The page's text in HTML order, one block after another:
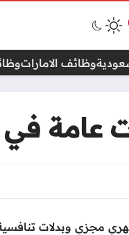
وظائف الامارات
عامة في
مجزي وبدلات